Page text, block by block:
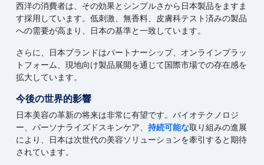
西洋の消費者は、その効果とシンプルさから日本製品をますま
す採用しています。低刺激、無香料、皮膚科テスト済みの製品
への需要が高まり、日本の基準と一致しています。
さらに、日本ブランドはパートナーシップ、オンラインプラッ
トフォーム、現地向け製品展開を通じて国際市場での存在感を
拡大しています。
今後の世界的影響
日本美容の革新の将来は非常に有望です。バイオテクノロジ
ー、パーソナライズドスキンケア、 持続可能な取り組みの進展
により、日本は次世代の美容ソリューションを牽引すると期待
されています。